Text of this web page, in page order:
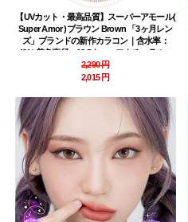
【UVカット・最高品質】スーパーアモール(
Super Amor )ブラウン Brown 「3ヶ月レン
ズ」ブランドの新作カラコン｜含水率：
43% 着色直径：13.5｜ハーフナチュラル・
デカ目高発色
2,290 円
2,015 円